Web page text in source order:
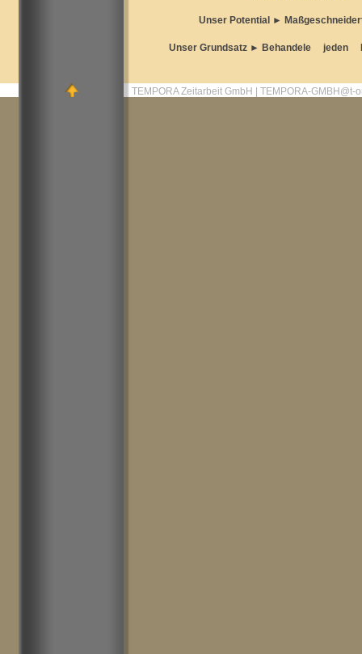
Unser Potential ►
Unser Grundsatz ► Behandele
TEMPORA Zeitarbeit GmbH | TEMPORA-GMBH@t-